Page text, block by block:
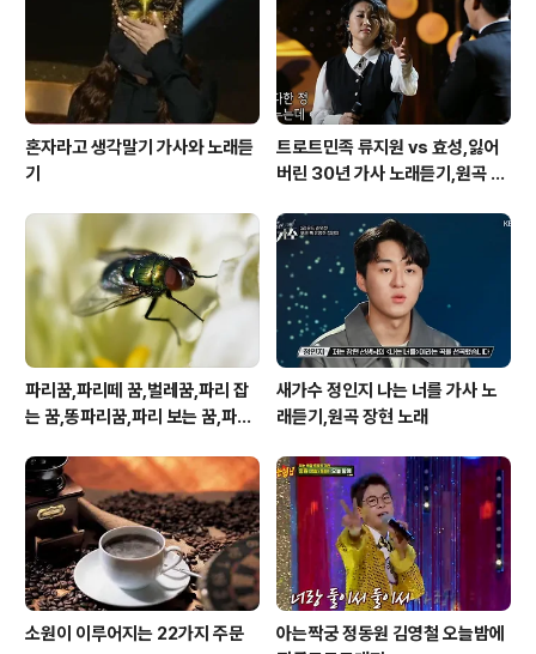
혼자라고 생각말기 가사와 노래듣
기
트로트민족 류지원 vs 효성,잃어
버린 30년 가사 노래듣기,원곡 설
파리꿈,파리떼 꿈,벌레꿈,파리 잡
는 꿈,똥파리꿈,파리 보는 꿈,파리
새가수 정인지 나는 너를 가사 노
래듣기,원곡 장현 노래
소원이 이루어지는 22가지 주문
아는짝궁 정동원 김영철 오늘밤에